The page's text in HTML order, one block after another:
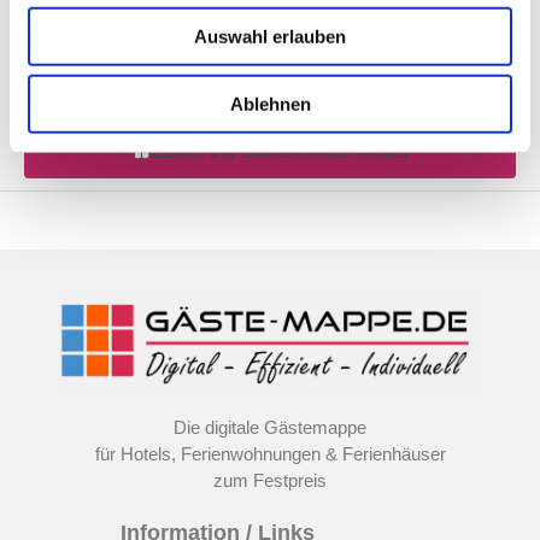
Auswahl erlauben
Ablehnen
Zurück zur Übersicht aller Artikel
Die digitale Gästemappe
für Hotels, Ferienwohnungen & Ferienhäuser
zum Festpreis
Information / Links